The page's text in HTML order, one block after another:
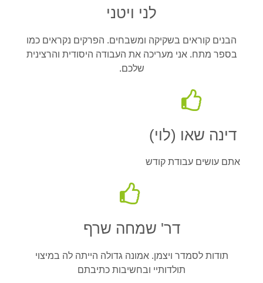
לני ויטני
הבנים קוראים בשקיקה ומשבחים. הפרקים נקראים כמו
בספר מתח. אני מעריכה את העבודה היסודית והרצינית
שלכם.
דינה שאו (לוי)
אתם עושים עבודת קודש
דר' שמחה שרף
תודות לסמדר ויצמן. אמונה גדולה הייתה לה במיצוי
תולדותיי ובחשיבות כתיבתם